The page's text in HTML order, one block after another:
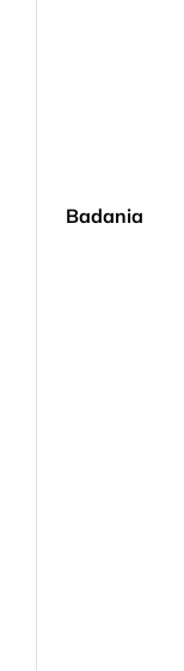
Badania